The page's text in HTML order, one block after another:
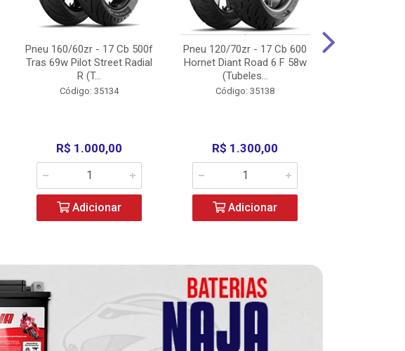
Pneu 160/60zr - 17 Cb 500f
Tras 69w Pilot Street Radial
R (T...
Código: 35134
R$ 1.000,00
Adicionar
Pneu 120/70zr - 17 Cb 600
Hornet Diant Road 6 F 58w
(Tubeles...
Código: 35138
R$ 1.300,00
Adicionar